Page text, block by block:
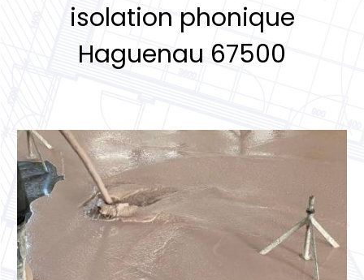
isolation phonique
Haguenau 67500